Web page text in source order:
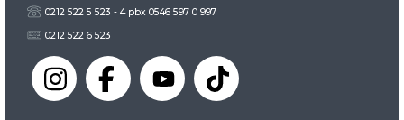
0212 522 5 523 - 4 pbx 0546 597 0 997
0212 522 6 523